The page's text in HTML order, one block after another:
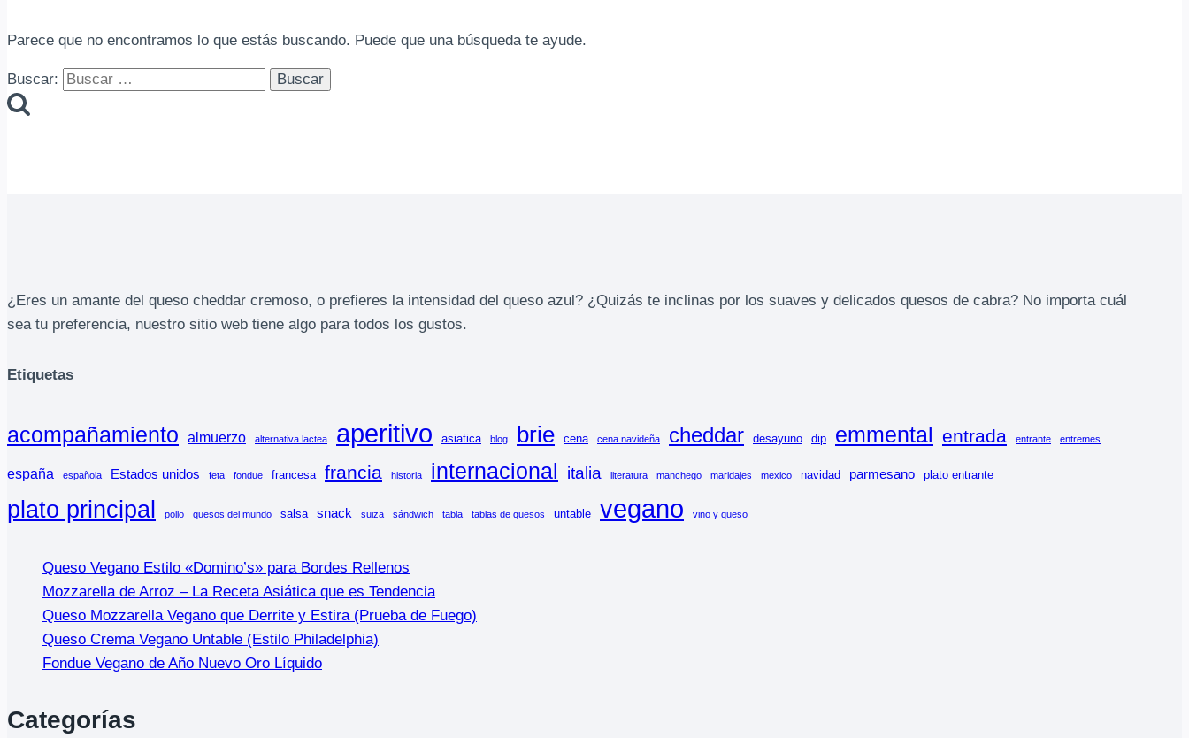
Parece que no encontramos lo que estás buscando. Puede que una búsqueda te ayude.
Buscar:
¿Eres un amante del queso cheddar cremoso, o prefieres la intensidad del queso azul? ¿Quizás te inclinas por los suaves y delicados quesos de cabra? No importa cuál
sea tu preferencia, nuestro sitio web tiene algo para todos los gustos.
Etiquetas
acompañamiento almuerzo alternativa lactea aperitivo asiatica blog brie cena cena navideña cheddar desayuno dip emmental entrada entrante entremes
españa española Estados unidos feta fondue francesa francia historia internacional italia literatura manchego maridajes mexico navidad parmesano plato entrante
plato principal pollo quesos del mundo salsa snack suiza sándwich tabla tablas de quesos untable vegano vino y queso
Queso Vegano Estilo «Domino’s» para Bordes Rellenos
Mozzarella de Arroz – La Receta Asiática que es Tendencia
Queso Mozzarella Vegano que Derrite y Estira (Prueba de Fuego)
Queso Crema Vegano Untable (Estilo Philadelphia)
Fondue Vegano de Año Nuevo Oro Líquido
Categorías